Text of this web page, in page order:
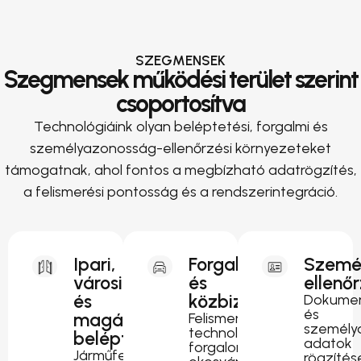
SZEGMENSEK
Szegmensek működési terület szerint
csoportosítva
Technológiáink olyan beléptetési, forgalmi és
személyazonosság-ellenőrzési környezeteket
támogatnak, ahol fontos a megbízható adatrögzítés,
a felismerési pontosság és a rendszerintegráció.
Ipari,
városi
és
magánterületi
beléptetés
Járműfelismerés
Forgalomirányítás
és
közbiztonság
Felismerési
technológia
forgalomfigyeléshez,
és
adatok